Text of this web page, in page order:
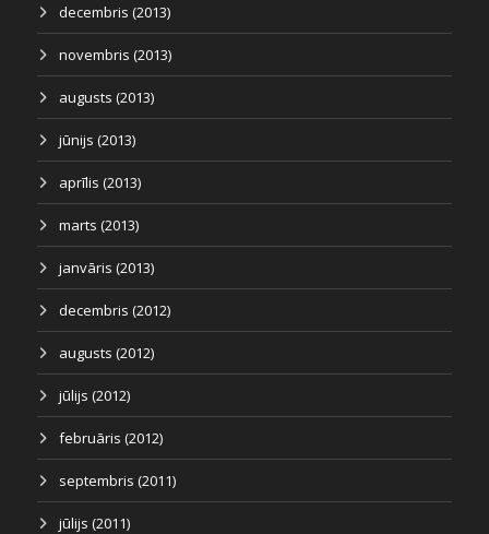
decembris (2013)
novembris (2013)
augusts (2013)
jūnijs (2013)
aprīlis (2013)
marts (2013)
janvāris (2013)
decembris (2012)
augusts (2012)
jūlijs (2012)
februāris (2012)
septembris (2011)
jūlijs (2011)